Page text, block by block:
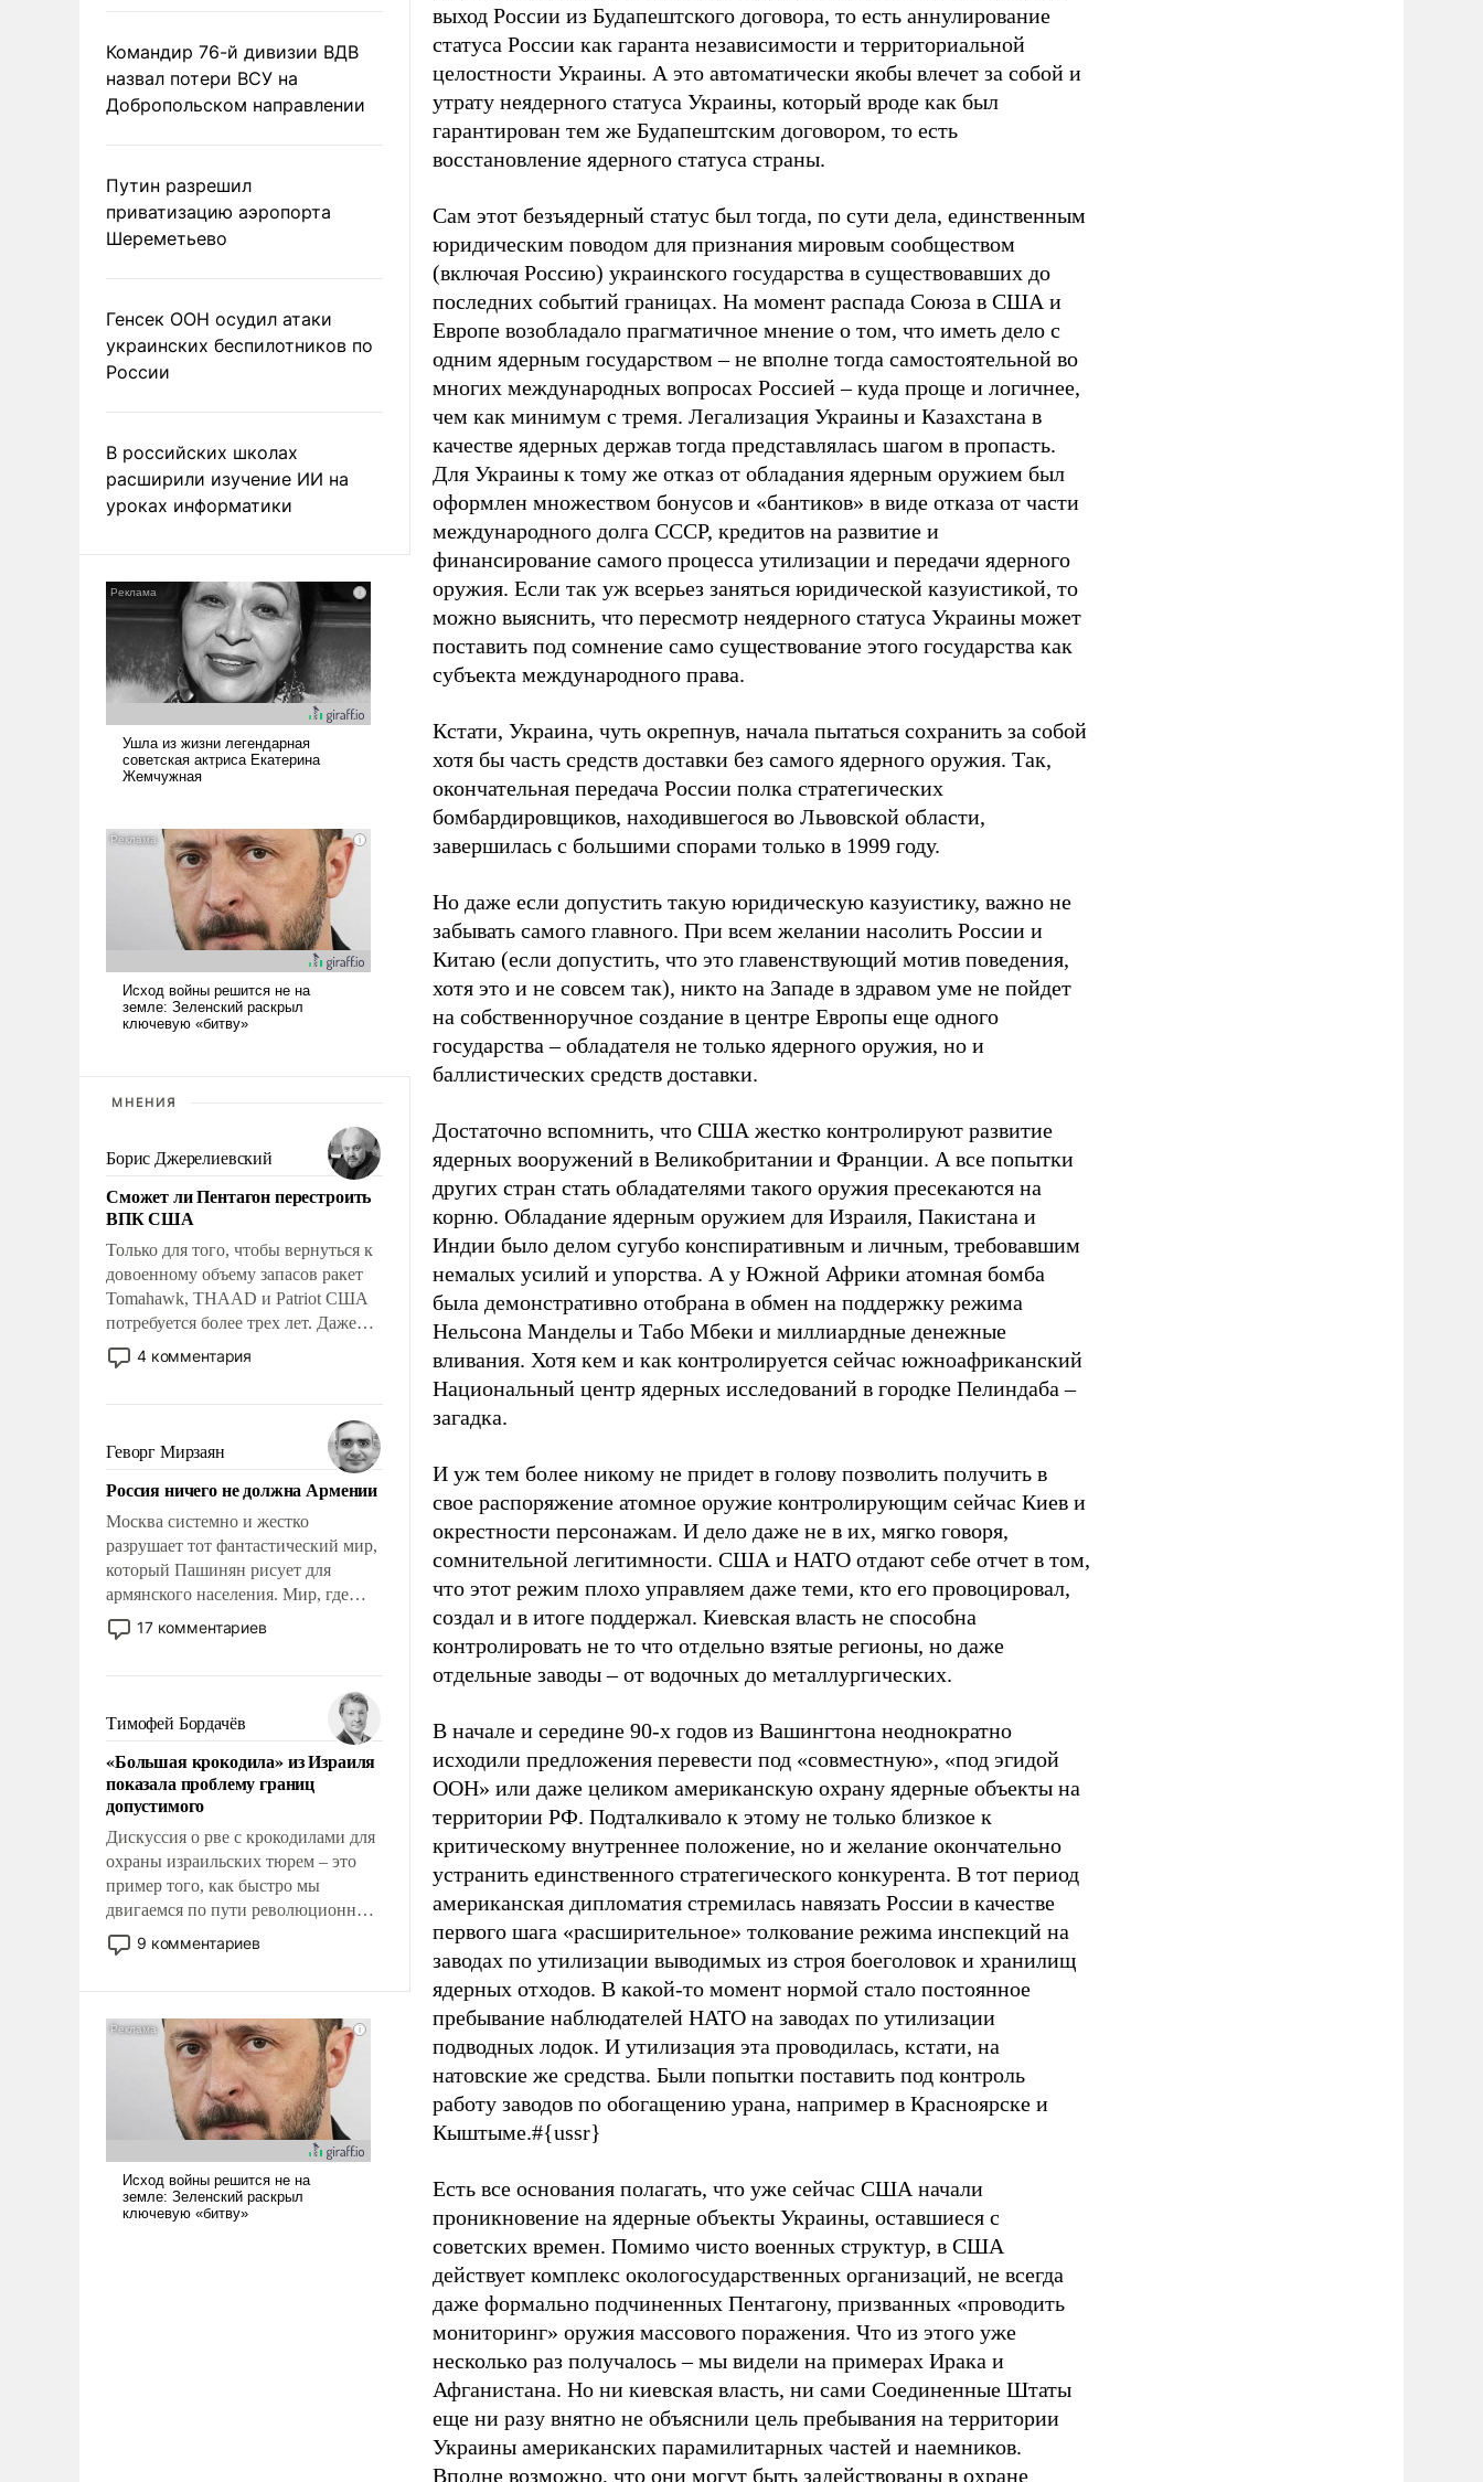
Командир 76-й дивизии ВДВ
назвал потери ВСУ на
Добропольском направлении
Путин разрешил
приватизацию аэропорта
Шереметьево
Генсек ООН осудил атаки
украинских беспилотников по
России
В российских школах
расширили изучение ИИ на
уроках информатики
МНЕНИЯ
Борис Джерелиевский
Сможет ли Пентагон перестроить
ВПК США
Только для того, чтобы вернуться к
довоенному объему запасов ракет
Tomahawk, THAAD и Patriot США
потребуется более трех лет. Даже
небольшая война с Ираном
опустошила американские
уязвимости США, например, перед
Китаем.
4 комментария
Геворг Мирзаян
Россия ничего не должна Армении
Москва системно и жестко
разрушает тот фантастический мир,
который Пашинян рисует для
армянского населения. Мир, где
политические прожекты будут
безусловно оплачиваться за счет
где Еревану за свои поступки не
нужно отвечать.
17 комментариев
Тимофей Бордачёв
«Большая крокодила» из Израиля
показала проблему границ
допустимого
Дискуссия о рве с крокодилами для
охраны израильских тюрем – это
пример того, как быстро мы
двигаемся по пути революционных
изменений. То, что несколько лет
назад было образом для
9 комментариев
выход России из Будапештского договора, то есть аннулирование
статуса России как гаранта независимости и территориальной
целостности Украины. А это автоматически якобы влечет за собой и
утрату неядерного статуса Украины, который вроде как был
гарантирован тем же Будапештским договором, то есть
восстановление ядерного статуса страны.
Сам этот безъядерный статус был тогда, по сути дела, единственным
юридическим поводом для признания мировым сообществом
(включая Россию) украинского государства в существовавших до
последних событий границах. На момент распада Союза в США и
Европе возобладало прагматичное мнение о том, что иметь дело с
одним ядерным государством – не вполне тогда самостоятельной во
многих международных вопросах Россией – куда проще и логичнее,
чем как минимум с тремя. Легализация Украины и Казахстана в
качестве ядерных держав тогда представлялась шагом в пропасть.
Для Украины к тому же отказ от обладания ядерным оружием был
оформлен множеством бонусов и «бантиков» в виде отказа от части
международного долга СССР, кредитов на развитие и
финансирование самого процесса утилизации и передачи ядерного
оружия. Если так уж всерьез заняться юридической казуистикой, то
можно выяснить, что пересмотр неядерного статуса Украины может
поставить под сомнение само существование этого государства как
субъекта международного права.
Кстати, Украина, чуть окрепнув, начала пытаться сохранить за собой
хотя бы часть средств доставки без самого ядерного оружия. Так,
окончательная передача России полка стратегических
бомбардировщиков, находившегося во Львовской области,
завершилась с большими спорами только в 1999 году.
Но даже если допустить такую юридическую казуистику, важно не
забывать самого главного. При всем желании насолить России и
Китаю (если допустить, что это главенствующий мотив поведения,
хотя это и не совсем так), никто на Западе в здравом уме не пойдет
на собственноручное создание в центре Европы еще одного
государства – обладателя не только ядерного оружия, но и
баллистических средств доставки.
Достаточно вспомнить, что США жестко контролируют развитие
ядерных вооружений в Великобритании и Франции. А все попытки
других стран стать обладателями такого оружия пресекаются на
корню. Обладание ядерным оружием для Израиля, Пакистана и
Индии было делом сугубо конспиративным и личным, требовавшим
немалых усилий и упорства. А у Южной Африки атомная бомба
была демонстративно отобрана в обмен на поддержку режима
Нельсона Манделы и Табо Мбеки и миллиардные денежные
вливания. Хотя кем и как контролируется сейчас южноафриканский
Национальный центр ядерных исследований в городке Пелиндаба –
загадка.
И уж тем более никому не придет в голову позволить получить в
свое распоряжение атомное оружие контролирующим сейчас Киев и
окрестности персонажам. И дело даже не в их, мягко говоря,
сомнительной легитимности. США и НАТО отдают себе отчет в том,
что этот режим плохо управляем даже теми, кто его провоцировал,
создал и в итоге поддержал. Киевская власть не способна
контролировать не то что отдельно взятые регионы, но даже
отдельные заводы – от водочных до металлургических.
В начале и середине 90-х годов из Вашингтона неоднократно
исходили предложения перевести под «совместную», «под эгидой
ООН» или даже целиком американскую охрану ядерные объекты на
территории РФ. Подталкивало к этому не только близкое к
критическому внутреннее положение, но и желание окончательно
устранить единственного стратегического конкурента. В тот период
американская дипломатия стремилась навязать России в качестве
первого шага «расширительное» толкование режима инспекций на
заводах по утилизации выводимых из строя боеголовок и хранилищ
ядерных отходов. В какой-то момент нормой стало постоянное
пребывание наблюдателей НАТО на заводах по утилизации
подводных лодок. И утилизация эта проводилась, кстати, на
натовские же средства. Были попытки поставить под контроль
работу заводов по обогащению урана, например в Красноярске и
Кыштыме.#{ussr}
Есть все основания полагать, что уже сейчас США начали
проникновение на ядерные объекты Украины, оставшиеся с
советских времен. Помимо чисто военных структур, в США
действует комплекс окологосударственных организаций, не всегда
даже формально подчиненных Пентагону, призванных «проводить
мониторинг» оружия массового поражения. Что из этого уже
несколько раз получалось – мы видели на примерах Ирака и
Афганистана. Но ни киевская власть, ни сами Соединенные Штаты
еще ни разу внятно не объяснили цель пребывания на территории
Украины американских парамилитарных частей и наемников.
Вполне возможно, что они могут быть задействованы в охране